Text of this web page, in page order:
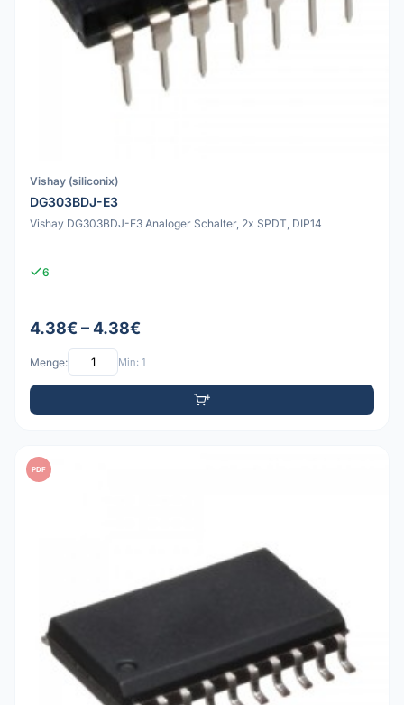
Vishay (siliconix)
DG303BDJ-E3
Vishay DG303BDJ-E3 Analoger Schalter, 2x SPDT, DIP14
6
4.38€ – 4.38€
Menge: Min: 1
PDF